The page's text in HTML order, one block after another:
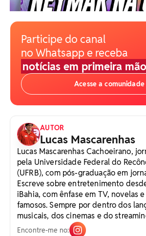
Participe do canal
no Whatsapp e receba
notícias em primeira
Acesse a comunidade
AUTOR
Lucas Mascarenhas
Lucas Mascarenhas Cachoeirano,
pela Universidade Federal do
(UFRB), com pós-graduação em
Escreve sobre entretenimento
iBahia, com ênfase em TV, novelas
famosos. Sempre por dentro dos
musicais, dos cinemas e do
Encontre-me no: